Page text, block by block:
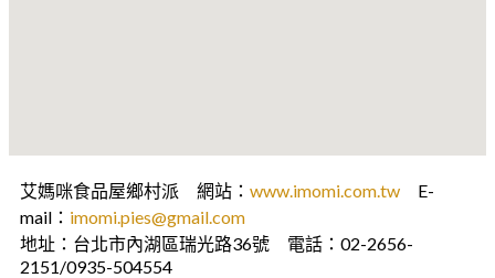
艾媽咪食品屋鄉村派 網站： www.imomi.com.tw E-
mail： imomi.pies@gmail.com
地址：台北市內湖區瑞光路36號 電話：02-2656-
2151/0935-504554